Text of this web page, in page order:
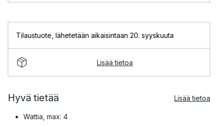
Tilaustuote lähetetään aikaisintaan 20. syyskuuta
Lisää tietoa
Hyvä tietää Lisää tietoa
Wattia, max: 4